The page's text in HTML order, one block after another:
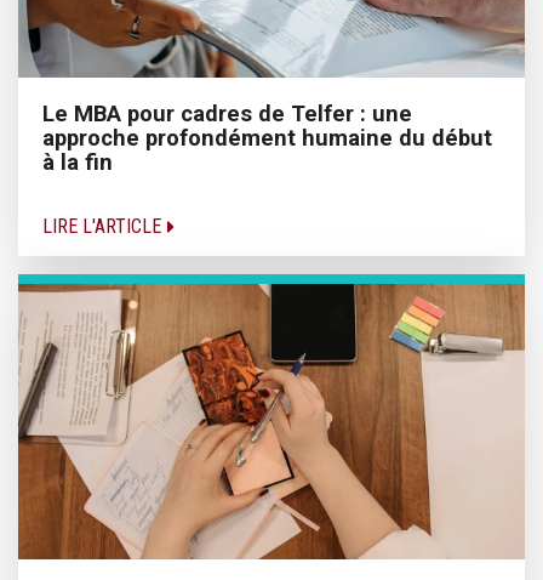
Le MBA pour cadres de Telfer : une
approche profondément humaine du début
à la fin
LIRE L'ARTICLE